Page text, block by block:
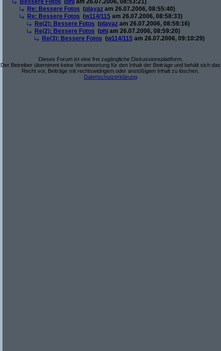
Bessere Fotos ( phj am 26.07.2006, 08:53:21)
Re: Bessere Fotos (playaz am 26.07.2006, 08:55:40)
Re: Bessere Fotos (w114/115 am 26.07.2006, 08:58:33)
Re(2): Bessere Fotos (playaz am 26.07.2006, 08:59:16)
Re(2): Bessere Fotos (phj am 26.07.2006, 08:59:20)
Re(3): Bessere Fotos (w114/115 am 26.07.2006, 09:10:29)
Dieses Forum ist eine frei zugängliche Diskussionsplattform.
Der Betreiber übernimmt keine Verantwortung für den Inhalt der Beiträge und behält sich das
Recht vor, Beiträge mit rechtswidrigem oder anstößigem Inhalt zu löschen.
Datenschutzerklärung